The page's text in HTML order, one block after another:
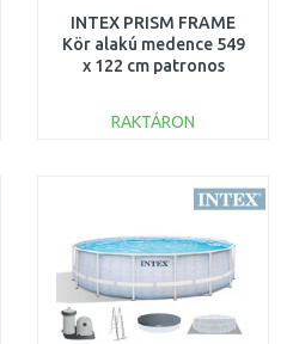
INTEX PRISM FRAME
Kör alakú medence 549
x 122 cm patronos
RAKTÁRON
Összehasonlítás